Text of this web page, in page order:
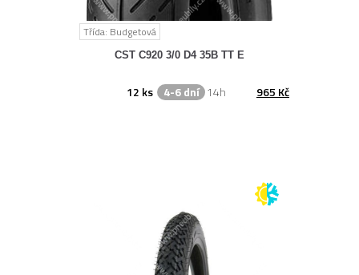
Třída: Budgetová
CST C920 3/0 D4 35B TT E
965 Kč
14h
4-6 dní
12 ks